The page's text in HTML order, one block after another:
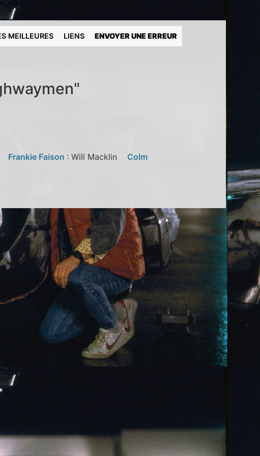
MEILLEURES LIENS ENVOYER UNE ERREUR
Frankie Faison : Will Macklin Colm